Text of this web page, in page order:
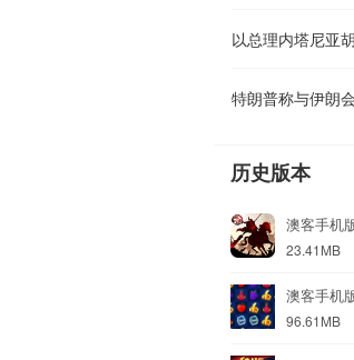
特朗普称与伊朗
历史版本
澳客手机
23.41MB
澳客手机
96.61MB